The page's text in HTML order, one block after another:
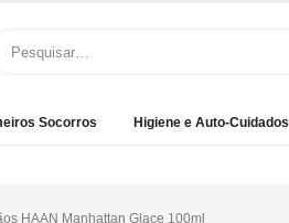
Socorros Higiene e Auto-Cuidados
HAAN Manhattan Glace 100ml